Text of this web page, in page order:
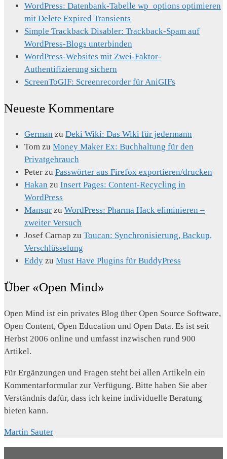
WordPress: Datenbank-Tabelle wp_options optimieren
mit Delete Expired Transients
Simple Trackback Disabler: Trackback-Spam auf
WordPress-Blogs unterbinden
WordPress-Websites mit Zwei-Faktor-
Authentifizierung sichern
ScreenToGIF: Screenrecorder für AniGIFs
Neueste Kommentare
German zu Deki Wiki: Das Wiki für jedermann
Tom zu Money Maker Ex: Buchhaltung für den
Privatgebrauch
Peter zu Passwörter aus Firefox exportieren/drucken
Hakan zu Insert Pages: Content-Recycling in
WordPress
Mansur zu WordPress: Pharma Hack eliminieren –
zweiter Versuch
Josef Carnap zu Toucan: Synchronisierung, Backup,
Verschlüsselung
Eddy zu Must Have Plugins für BuddyPress
Über «Open Mind»
Open Mind ist ein privates Blog über Open Source Software,
Open Content, Open Education und Open Data. Es ist seit
Herbst 2006 online und umfasst inzwischen rund 900
Artikel.
Für Ergänzungen und Fragen steht bei allen Artikeln ein
Kommentarformular zur Verfügung. Bitte haben Sie aber
Verständnis dafür, dass ich keine individuelle Beratung
bieten kann.
Martin Sauter